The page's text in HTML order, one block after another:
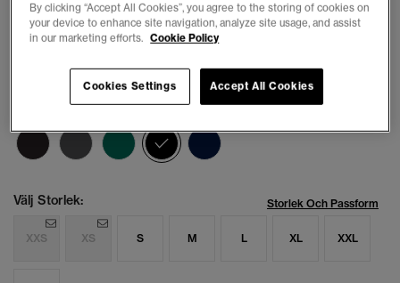
Hooded Ultimate Broderad Vindtröja
(6)
kr 1.399,00
black
vald
Välj Storlek: Storlek Och Passform
XXS XS S M L XL XXL
By clicking “Accept All Cookies”, you agree to the storing of cookies on
your device to enhance site navigation, analyze site usage, and assist
in our marketing efforts. Cookie Policy
Accept All Cookies
Cookies Settings